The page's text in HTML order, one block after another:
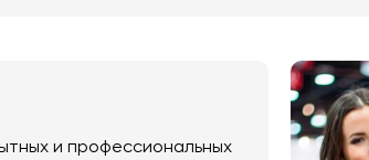
и профессиональных